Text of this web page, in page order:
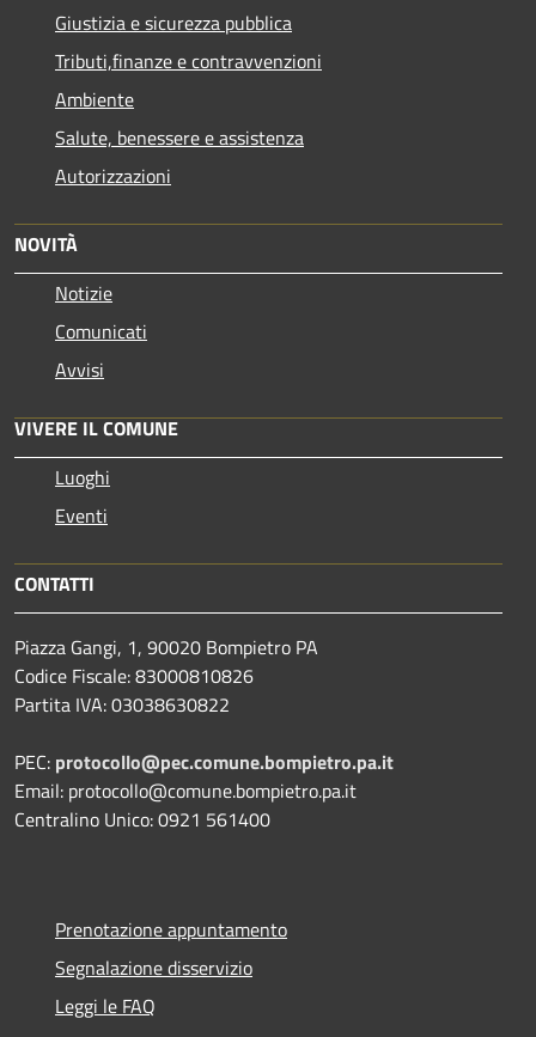
Giustizia e sicurezza pubblica
Tributi,finanze e contravvenzioni
Ambiente
Salute, benessere e assistenza
Autorizzazioni
NOVITÀ
Notizie
Comunicati
Avvisi
VIVERE IL COMUNE
Luoghi
Eventi
CONTATTI
Piazza Gangi, 1, 90020 Bompietro PA
Codice Fiscale: 83000810826
Partita IVA: 03038630822
PEC: protocollo@pec.comune.bompietro.pa.it
Email: protocollo@comune.bompietro.pa.it
Centralino Unico: 0921 561400
Prenotazione appuntamento
Segnalazione disservizio
Leggi le FAQ